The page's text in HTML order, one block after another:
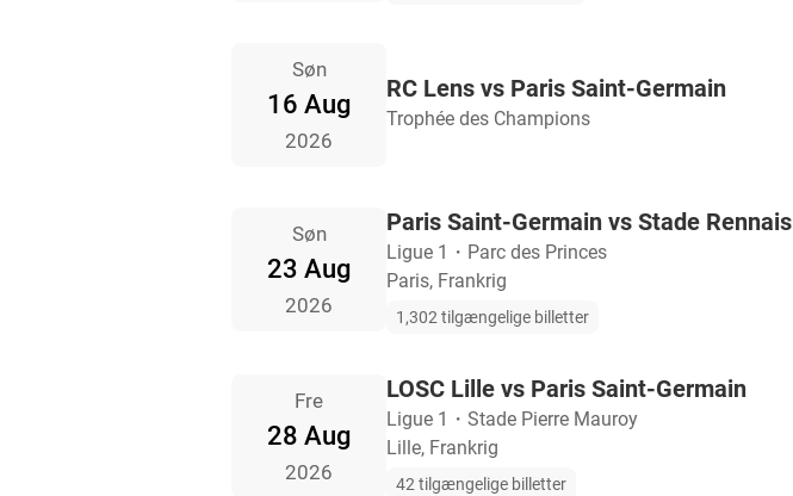
Søn
16 Aug
2026
RC Lens vs Paris Saint-Germain
Trophée des Champions
Søn
23 Aug
2026
Paris Saint-Germain vs Stade Rennais
Ligue 1 ・ Parc des Princes
Paris, Frankrig
1,302 tilgængelige billetter
Fre
28 Aug
2026
LOSC Lille vs Paris Saint-Germain
Ligue 1 ・ Stade Pierre Mauroy
Lille, Frankrig
42 tilgængelige billetter